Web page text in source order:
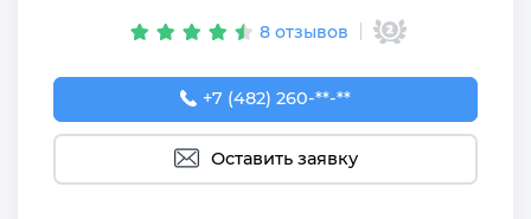
8 отзывов
+7 (482) 260-14-07
+7 (482) 260-**-**
Оставить заявку